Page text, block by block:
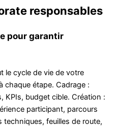
responsables
pour garantir
le cycle de vie de votre
chaque étape. Cadrage :
KPIs, budget cible. Création :
participant, parcours
techniques, feuilles de route,